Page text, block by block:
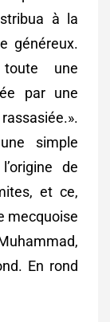
à la
généreux.
une
par une
simple
de
et ce,
mecquoise
En rond